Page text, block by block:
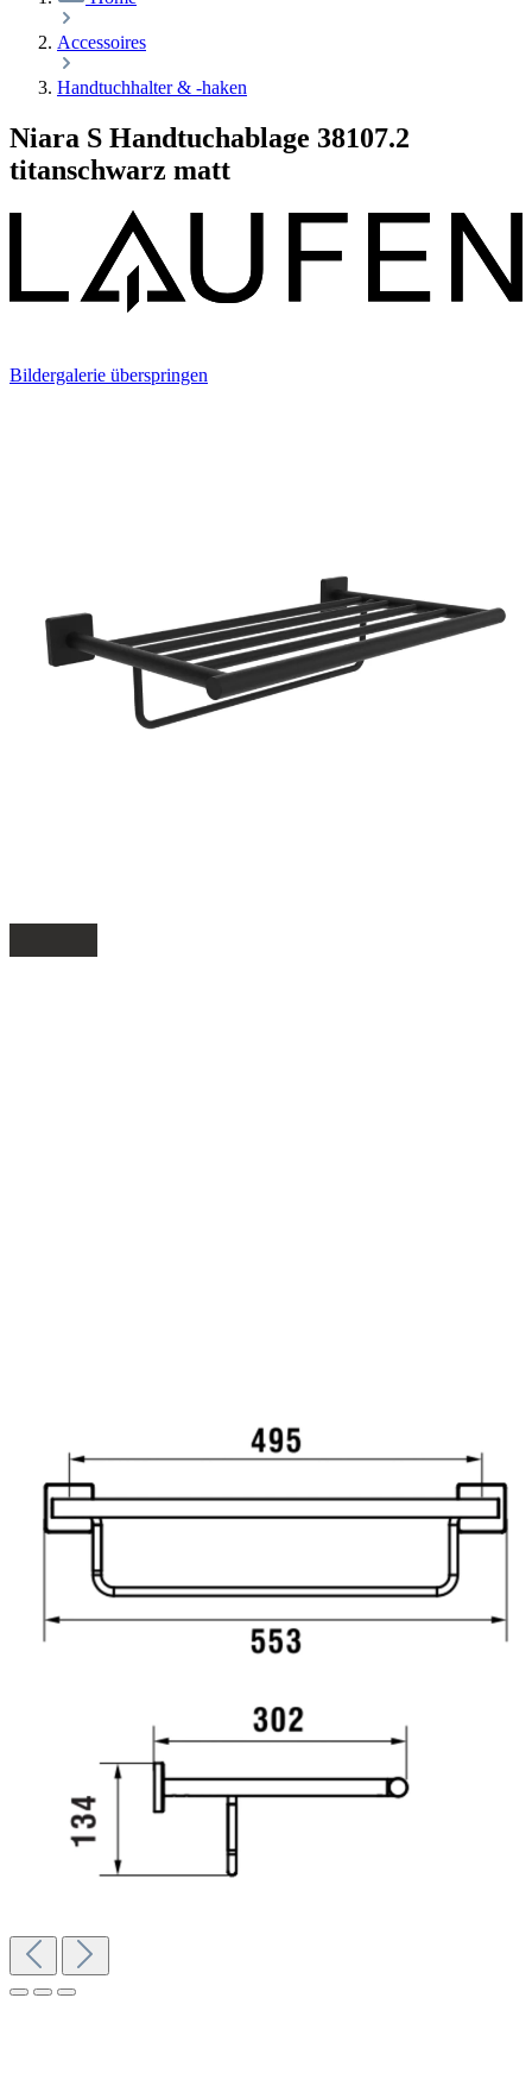
Accessoires
Handtuchhalter & -haken
Niara S Handtuchablage 38107.2
titanschwarz matt
Bildergalerie überspringen